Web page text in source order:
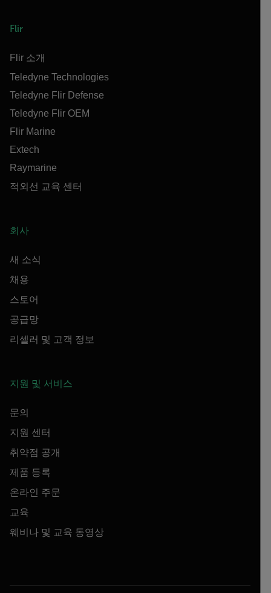
Flir
Flir 소개
Teledyne Technologies
Teledyne Flir Defense
Teledyne Flir OEM
Flir Marine
Extech
Raymarine
적외선 교육 센터
회사
새 소식
채용
스토어
공급망
리셀러 및 고객 정보
지원 및 서비스
문의
지원 센터
취약점 공개
제품 등록
온라인 주문
교육
웨비나 및 교육 동영상